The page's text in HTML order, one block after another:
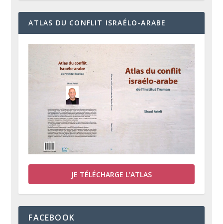
ATLAS DU CONFLIT ISRAÉLO-ARABE
JE TÉLÉCHARGE L’ATLAS
FACEBOOK